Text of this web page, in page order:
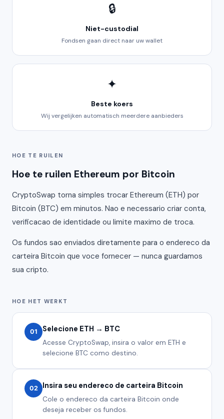
🔒
Niet-custodial
Fondsen gaan direct naar uw wallet
✦
Beste koers
Wij vergelijken automatisch meerdere aanbieders
HOE TE RUILEN
Hoe te ruilen Ethereum por Bitcoin
CryptoSwap torna simples trocar Ethereum (ETH) por
Bitcoin (BTC) em minutos. Nao e necessario criar conta,
verificacao de identidade ou limite maximo de troca.
Os fundos sao enviados diretamente para o endereco da
carteira Bitcoin que voce fornecer — nunca guardamos
sua cripto.
HOE HET WERKT
01 Selecione ETH → BTC
Acesse CryptoSwap, insira o valor em ETH e
selecione BTC como destino.
02 Insira seu endereco de carteira Bitcoin
Cole o endereco da carteira Bitcoin onde
deseja receber os fundos.